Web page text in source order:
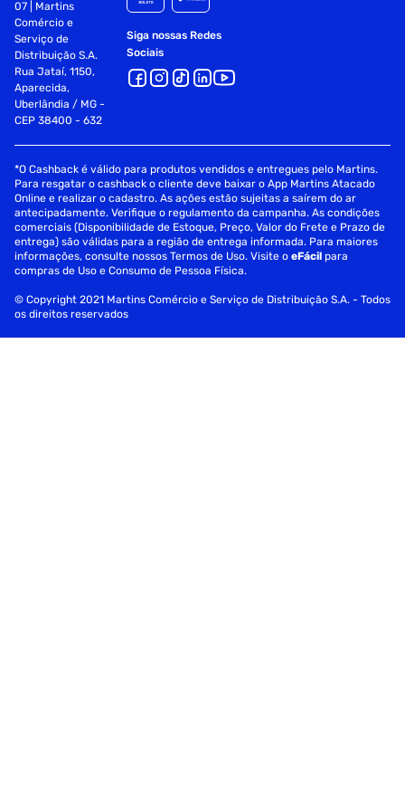
07 | Martins
Comércio e
Serviço de
Distribuição S.A.
Rua Jataí, 1150,
Aparecida,
Uberlândia / MG -
CEP 38400 - 632
Siga nossas Redes
Sociais
*O Cashback é válido para produtos vendidos e entregues pelo Martins.
Para resgatar o cashback o cliente deve baixar o App Martins Atacado
Online e realizar o cadastro. As ações estão sujeitas a saírem do ar
antecipadamente. Verifique o regulamento da campanha. As condições
comerciais (Disponibilidade de Estoque, Preço, Valor do Frete e Prazo de
entrega) são válidas para a região de entrega informada. Para maiores
informações, consulte nossos Termos de Uso. Visite oeFácil para
compras de Uso e Consumo de Pessoa Física.
© Copyright 2021 Martins Comércio e Serviço de Distribuição S.A. - Todos
os direitos reservados